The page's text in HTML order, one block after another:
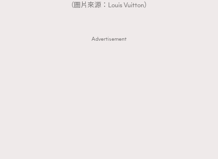
（圖片來源：Louis Vuitton）
Advertisement